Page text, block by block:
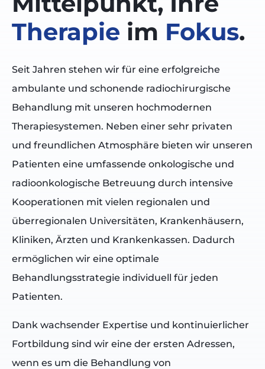
Therapie im Fokus.
Seit Jahren stehen wir für eine erfolgreiche
ambulante und schonende radiochirurgische
Behandlung mit unseren hochmodernen
Therapiesystemen. Neben einer sehr privaten
und freundlichen Atmosphäre bieten wir unseren
Patienten eine umfassende onkologische und
radioonkologische Betreuung durch intensive
Kooperationen mit vielen regionalen und
überregionalen Universitäten, Krankenhäusern,
Kliniken, Ärzten und Krankenkassen. Dadurch
ermöglichen wir eine optimale
Behandlungsstrategie individuell für jeden
Patienten.
Dank wachsender Expertise und kontinuierlicher
Fortbildung sind wir eine der ersten Adressen,
wenn es um die Behandlung von